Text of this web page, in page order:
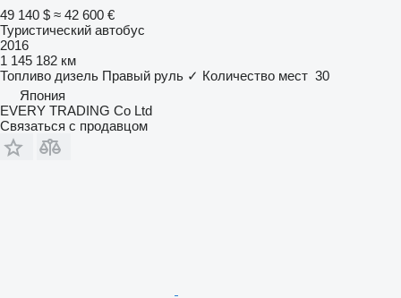
49 140 $ ≈ 42 600 €
Туристический автобус
2016
1 145 182 км
Топливо дизель Правый руль ✓ Количество мест 30
Япония
EVERY TRADING Co Ltd
Связаться с продавцом